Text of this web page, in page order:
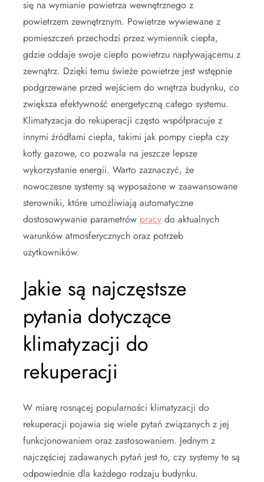
się na wymianie powietrza wewnętrznego z
powietrzem zewnętrznym. Powietrze wywiewane z
pomieszczeń przechodzi przez wymiennik ciepła,
gdzie oddaje swoje ciepło powietrzu napływającemu z
zewnątrz. Dzięki temu świeże powietrze jest wstępnie
podgrzewane przed wejściem do wnętrza budynku, co
zwiększa efektywność energetyczną całego systemu.
Klimatyzacja do rekuperacji często współpracuje z
innymi źródłami ciepła, takimi jak pompy ciepła czy
kotły gazowe, co pozwala na jeszcze lepsze
wykorzystanie energii. Warto zaznaczyć, że
nowoczesne systemy są wyposażone w zaawansowane
sterowniki, które umożliwiają automatyczne
dostosowywanie parametrów pracy do aktualnych
warunków atmosferycznych oraz potrzeb
użytkowników.
Jakie są najczęstsze
pytania dotyczące
klimatyzacji do
rekuperacji
W miarę rosnącej popularności klimatyzacji do
rekuperacji pojawia się wiele pytań związanych z jej
funkcjonowaniem oraz zastosowaniem. Jednym z
najczęściej zadawanych pytań jest to, czy systemy te są
odpowiednie dla każdego rodzaju budynku.